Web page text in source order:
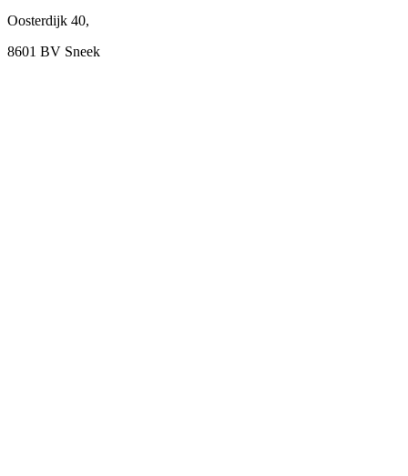
Oosterdijk 40,
8601 BV Sneek